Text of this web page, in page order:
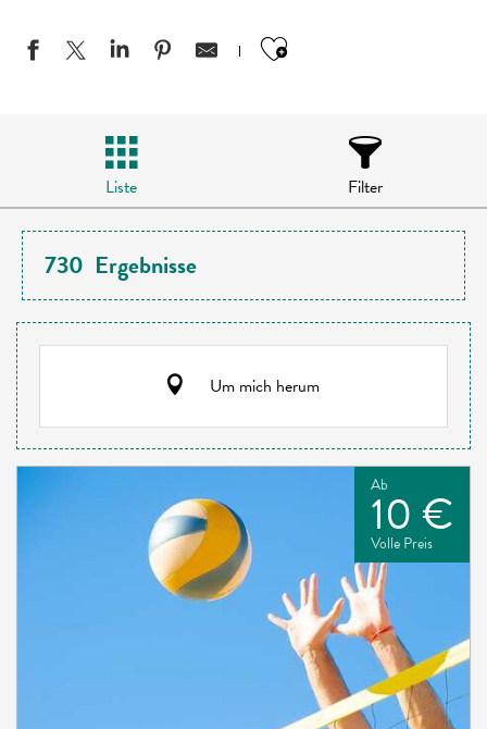
Ajouter aux
Liste Filter
730 Ergebnisse
Um mich herum
Ab
10 €
Volle Preis